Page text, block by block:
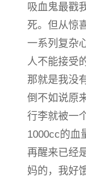
吸血鬼最戳
死。但从惊
一系列复杂
人不能接受
那就是我没
倒不如说原
行李就被一
1000cc的血
再醒来已经
妈的，我好